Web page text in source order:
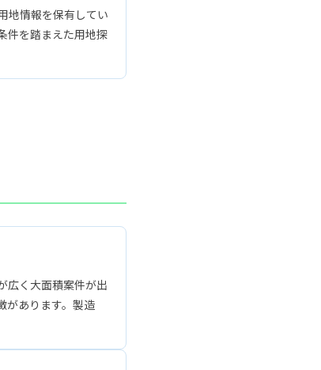
地情報を保有してい
件を踏まえた用地探
広く大面積案件が出
があります。製造